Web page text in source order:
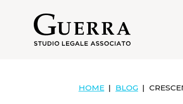
contenuto
HOME | BLOG |